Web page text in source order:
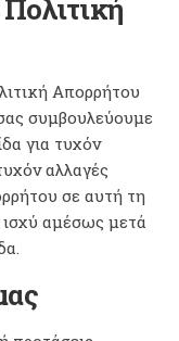
Απορρήτου
συμβουλεύουμε
για τυχόν
αλλαγές
σε αυτή τη
ισχύ αμέσως μετά